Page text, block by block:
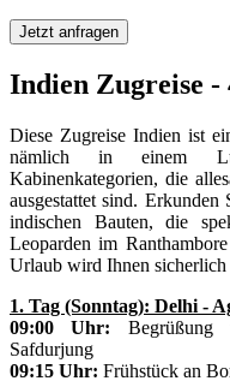
Jetzt anfragen
Indien Zugreise -
Diese Zugreise Indien ist
nämlich in einem
Kabinenkategorien, die
ausgestattet sind.
indischen Bauten, die
Leoparden im
Urlaub wird Ihnen
1. Tag (Sonntag): Delhi -
09:00 Uhr: Begrüßung
Safdurjung
09:15 Uhr: Frühstück an